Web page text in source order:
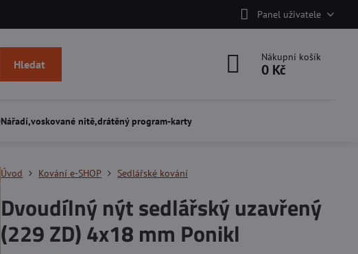
Panel uživatele
Hledat
Nákupní košík
0 Kč
Nářadí,voskované nitě,drátěný program-karty
Úvod Kování e-SHOP Sedlářské kování
Dvoudílný nýt sedlářský uzavřený
(229 ZD) 4x18 mm Ponikl